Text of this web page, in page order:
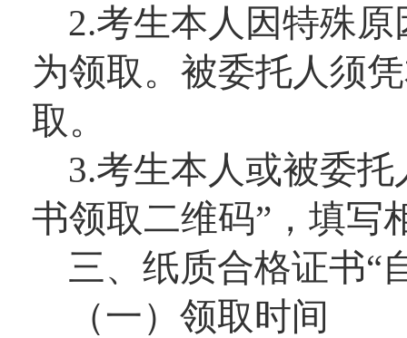
2.考生本人因特殊
为领取。 被委托人须
取。
3.考生本人或被委
书领取二维码”， 填写
三、纸质合格证书“
（一）领取时间